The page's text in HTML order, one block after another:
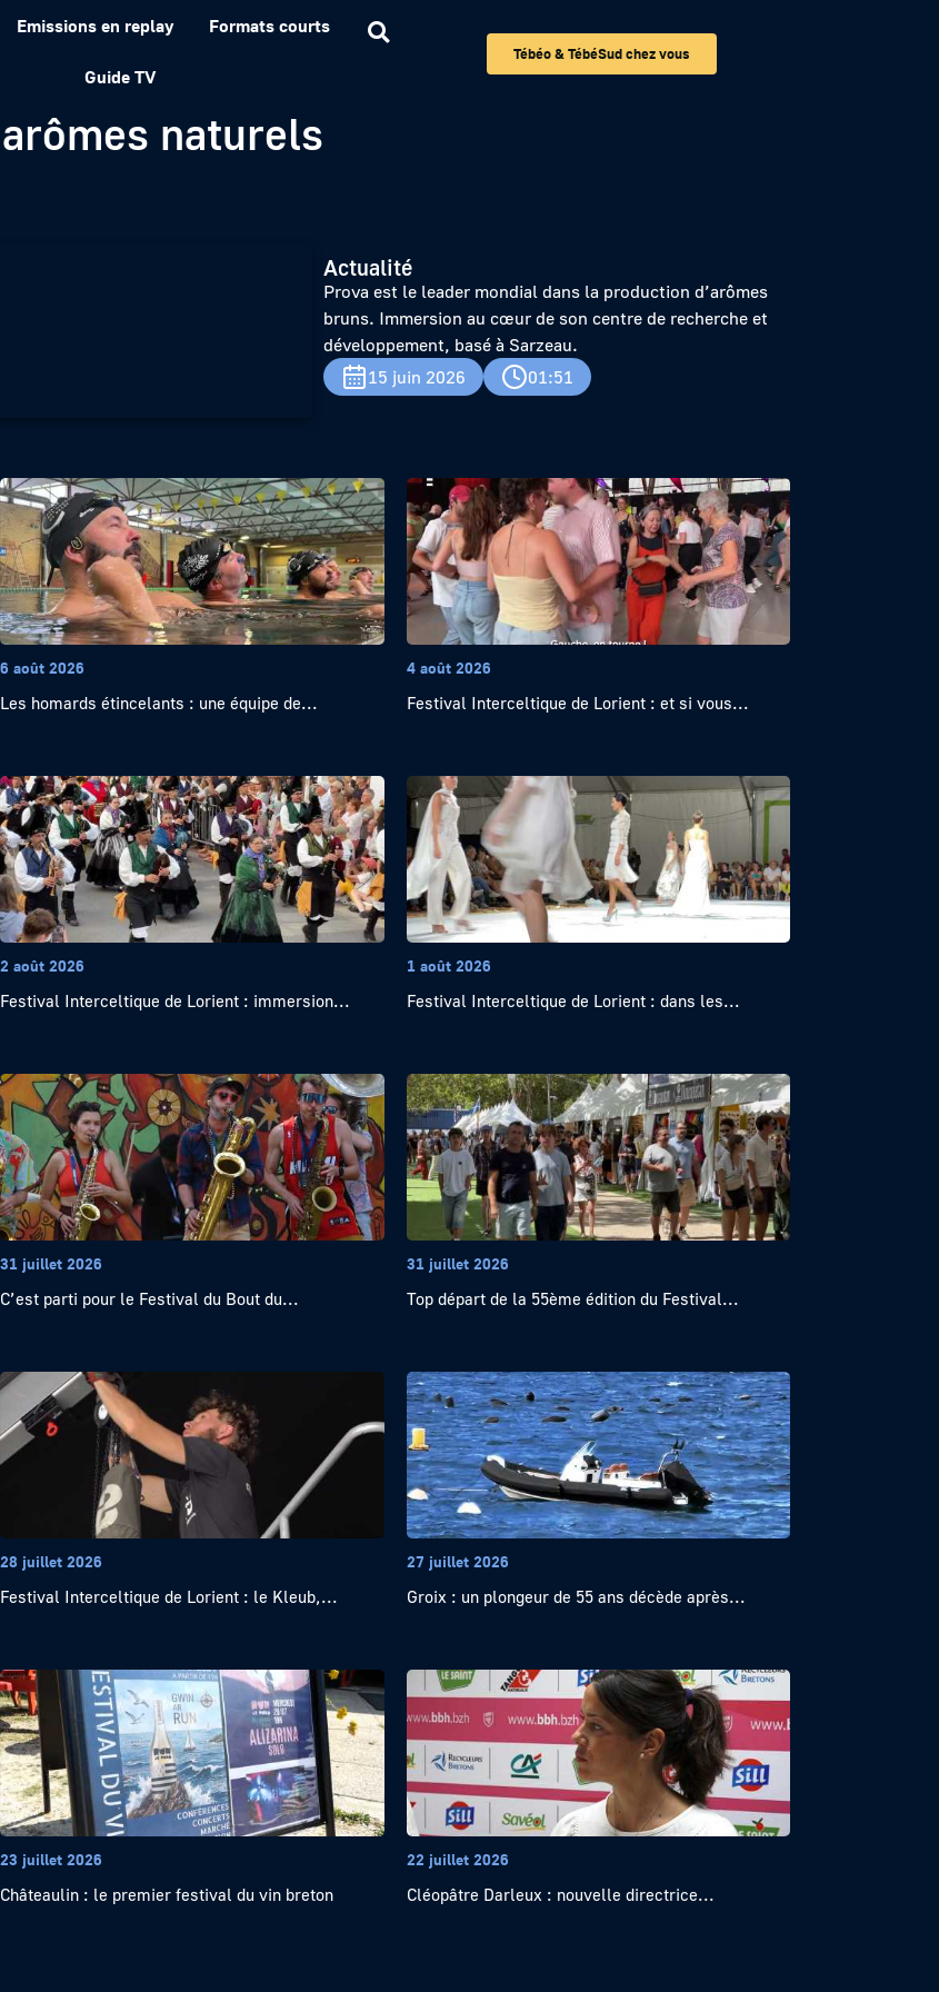
Emissions en replay Formats courts
Guide TV
Tébéo & TébéSud chez vous
au cœur du centre de recherche de
naturels
Actualité
Prova est le leader mondial dans la production d’arômes
bruns. Immersion au cœur de son centre de recherche et
développement, basé à Sarzeau.
15 juin 2026
01:51
6 août 2026
Les homards étincelants : une équipe de...
4 août 2026
Festival Interceltique de Lorient : et si vous...
2 août 2026
Festival Interceltique de Lorient : immersion...
1 août 2026
Festival Interceltique de Lorient : dans les...
31 juillet 2026
C’est parti pour le Festival du Bout du...
31 juillet 2026
Top départ de la 55ème édition du Festival...
28 juillet 2026
Festival Interceltique de Lorient : le Kleub,...
27 juillet 2026
Groix : un plongeur de 55 ans décède après...
23 juillet 2026
Châteaulin : le premier festival du vin breton
22 juillet 2026
Cléopâtre Darleux : nouvelle directrice...